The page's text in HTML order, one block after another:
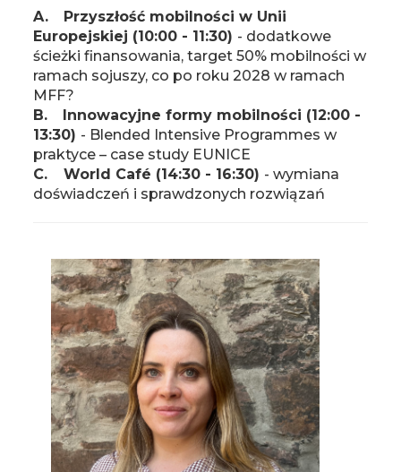
A.
Przyszłość mobilności w Unii
Europejskiej (10:00 - 11:30) - dodatkowe
ścieżki finansowania, target 50% mobilności w
ramach sojuszy, co po roku 2028 w ramach
MFF?
B.
Innowacyjne formy mobilności (12:00 -
13:30) - Blended Intensive Programmes w
praktyce – case study EUNICE
C.
World Café (14:30 - 16:30) - wymiana
doświadczeń i sprawdzonych rozwiązań